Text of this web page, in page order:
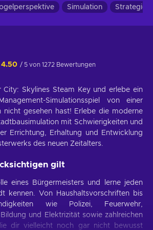
Simulation Strategie
4.50 / 5 von 1272 Bewertungen
City: Skylines Steam Key und erlebe ein
Simulationsspiel von einer
nicht gesehen hast! Erlebe die moderne
mit Schwierigkeiten und
Errichtung, Erhaltung und Entwicklung
des neuen Zeitalters.
gilt
eines Bürgermeisters und lerne jeden
kennen. Von Haushaltsvorschriften bis
wie Polizei, Feuerwehr,
und Elektrizität sowie zahlreichen
dir vielleicht noch gar nicht bewusst